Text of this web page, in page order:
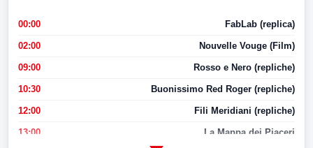
00:00 FabLab (replica)
02:00 Nouvelle Vouge (Film)
09:00 Rosso e Nero (repliche)
10:30 Buonissimo Red Roger (repliche)
12:00 Fili Meridiani (repliche)
13:00 La Mappa dei Piaceri